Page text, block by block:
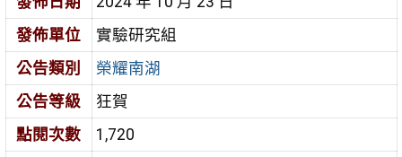
發佈單位
實驗研究組
公告類別
榮耀南湖
公告等級
狂賀
點閱次數
1,720